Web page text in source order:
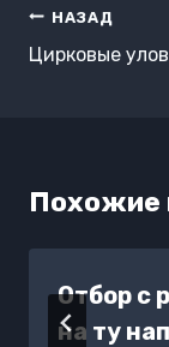
Навигация
по
НАЗАД
Цирковые
Похожие
Отбор с
на ту